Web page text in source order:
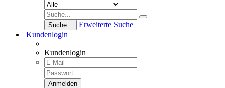
Suche...
Erweiterte Suche
Kundenlogin
Kundenlogin